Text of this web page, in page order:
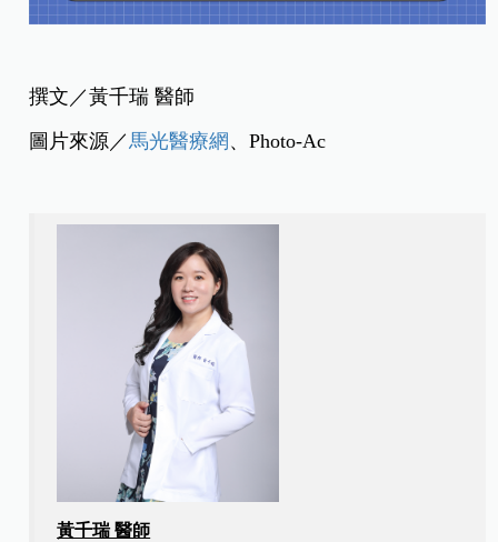
撰文／黃千瑞 醫師
圖片來源／馬光醫療網 、Photo-Ac
黃千瑞 醫師